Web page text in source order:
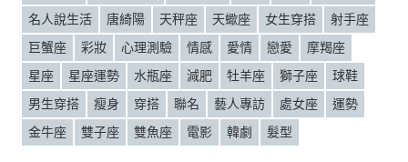
名人說生活
唐綺陽 天秤座 天蠍座 女生穿搭
射手座
巨蟹座
彩妝 心理測驗 情感 愛情 戀愛
摩羯座
星座
星座運勢 水瓶座 減肥 牡羊座 獅子座
球鞋
男生穿搭
瘦身 穿搭 聯名 藝人專訪 處女座
運勢
金牛座
雙子座 雙魚座 電影 韓劇 髮型